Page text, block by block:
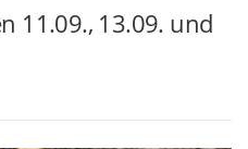
11.09., 13.09. und